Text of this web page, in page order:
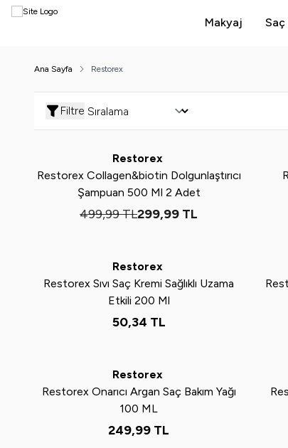
Makyaj Saç
Ana Sayfa Restorex
Filtre
Restorex
Restorex Collagen&biotin Dolgunlaştırıcı
Şampuan 500 Ml 2 Adet
499,99TL299,99 TL
Restorex
Restorex Sıvı Saç Kremi Sağlıklı Uzama
Etkili 200 Ml
50,34 TL
Restorex
Restorex Onarıcı Argan Saç Bakım Yağı
100 ML
249,99 TL